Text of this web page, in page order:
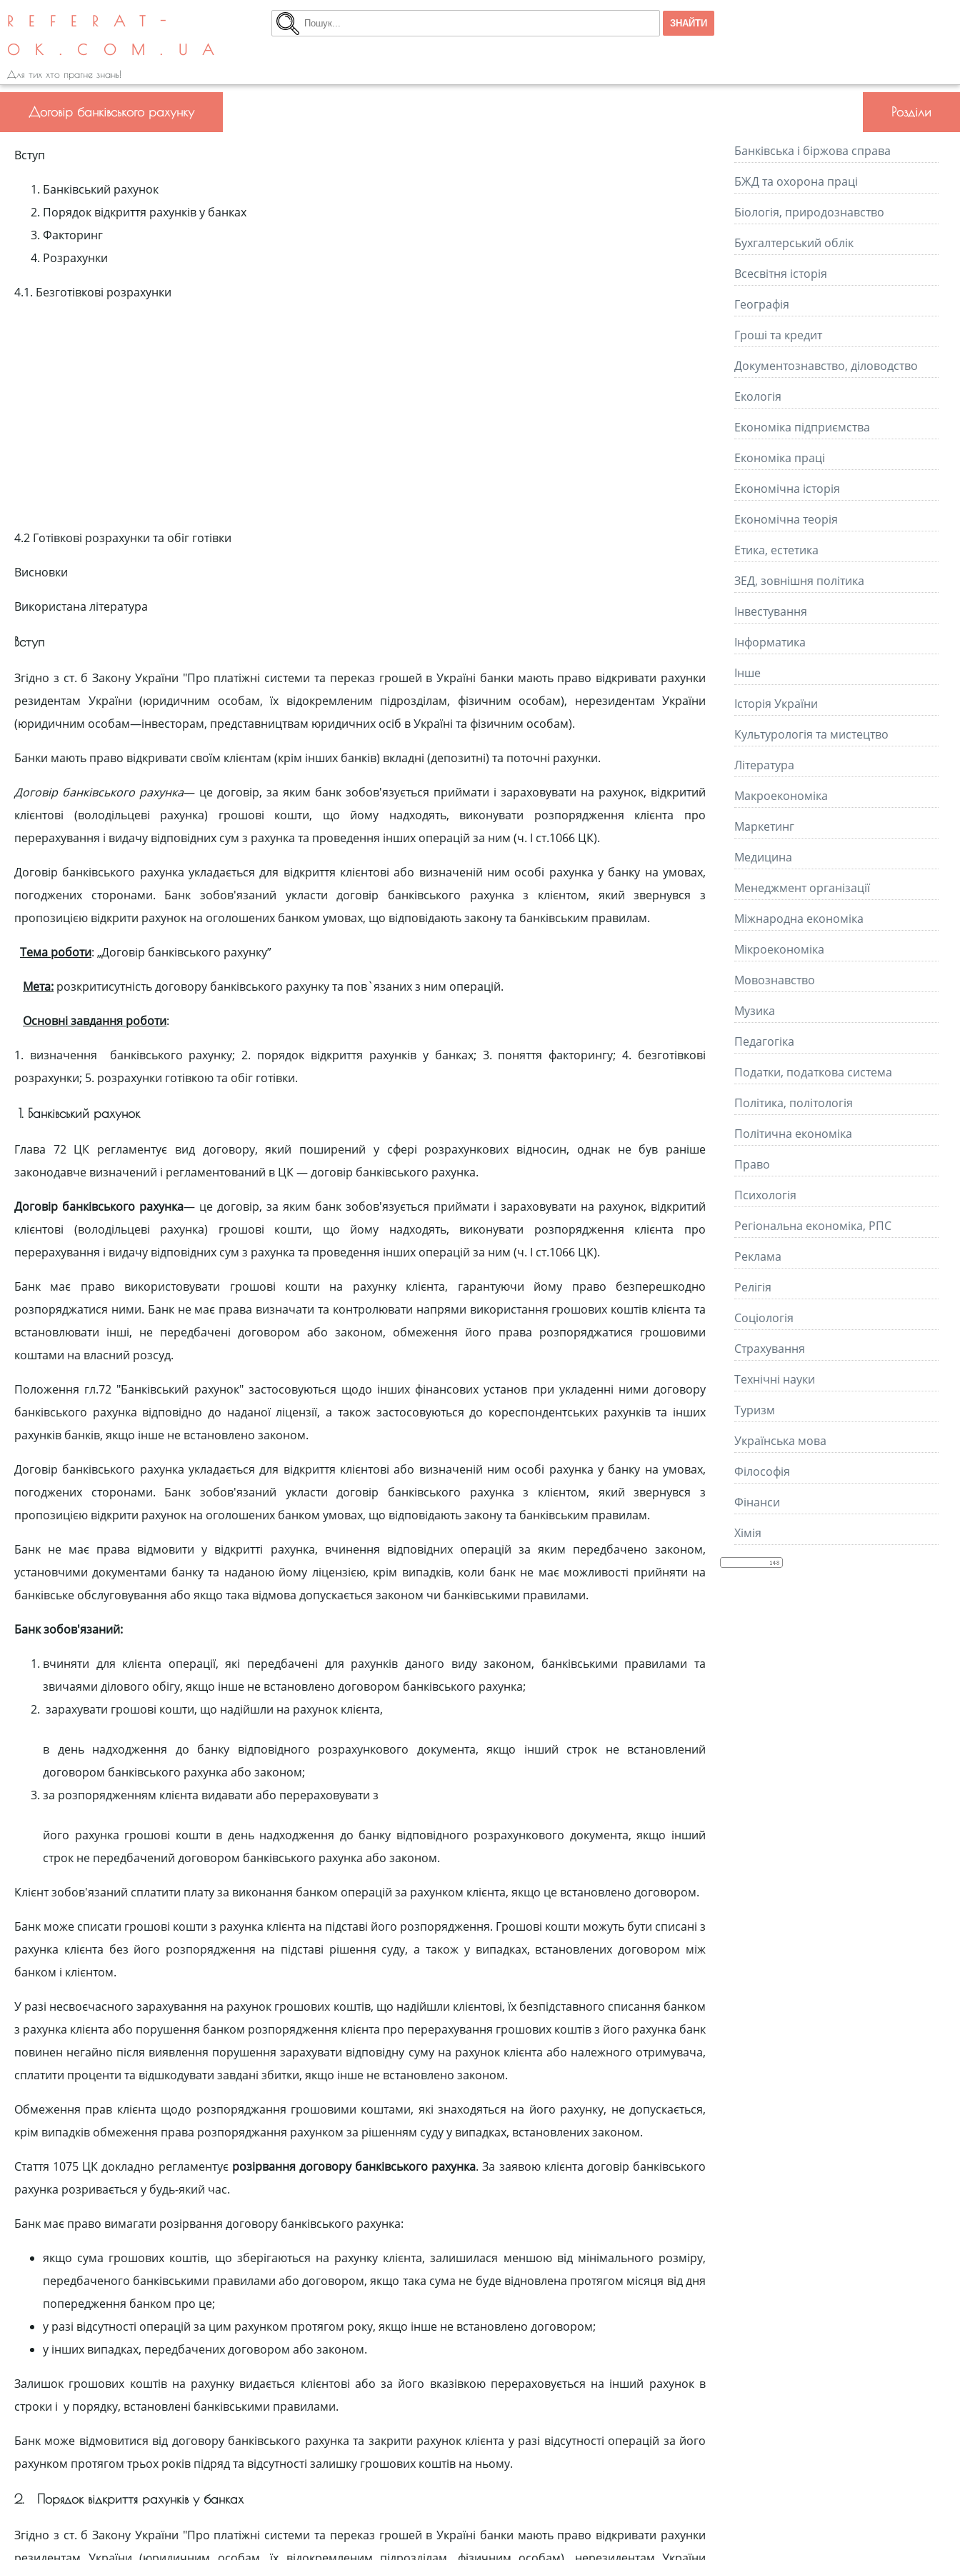
REFERAT-
OK.COM.UA
Для тих хто прагне знань!
Договір банківського рахунку
Вступ
Банківський рахунок
Порядок відкриття рахунків у банках
Факторинг
Розрахунки
4.1. Безготівкові розрахунки
4.2 Готівкові розрахунки та обіг готівки
Висновки
Використана література
Вступ
Згідно з ст. б Закону України "Про платіжні системи та переказ грошей в Україні банки мають право відкривати рахунки
резидентам України (юридичним особам, їх відокремленим підрозділам, фізичним особам), нерезидентам України
(юридичним особам—інвесторам, представництвам юридичних осіб в Україні та фізичним особам).
Банки мають право відкривати своїм клієнтам (крім інших банків) вкладні (депозитні) та поточні рахунки.
Договір банківського рахунка— це договір, за яким банк зобов'язується приймати і зараховувати на рахунок, відкритий
клієнтові (володільцеві рахунка) грошові кошти, що йому надходять, виконувати розпорядження клієнта про
перерахування і видачу відповідних сум з рахунка та проведення інших операцій за ним (ч. І ст.1066 ЦК).
Договір банківського рахунка укладається для відкриття клієнтові або визначеній ним особі рахунка у банку на умовах,
погоджених сторонами. Банк зобов'язаний укласти договір банківського рахунка з клієнтом, який звернувся з
пропозицією відкрити рахунок на оголошених банком умовах, що відповідають закону та банківським правилам.
Тема роботи: „Договір банківського рахунку”
Мета: розкритисутність договору банківського рахунку та пов`язаних з ним операцій.
Основні завдання роботи:
1. визначення банківського рахунку; 2. порядок відкриття рахунків у банках; 3. поняття факторингу; 4. безготівкові
розрахунки; 5. розрахунки готівкою та обіг готівки.
1. Банківський рахунок
Глава 72 ЦК регламентує вид договору, який поширений у сфері розрахункових відносин, однак не був раніше
законодавче визначений і регламентований в ЦК — договір банківського рахунка.
Договір банківського рахунка— це договір, за яким банк зобов'язується приймати і зараховувати на рахунок, відкритий
клієнтові (володільцеві рахунка) грошові кошти, що йому надходять, виконувати розпорядження клієнта про
перерахування і видачу відповідних сум з рахунка та проведення інших операцій за ним (ч. І ст.1066 ЦК).
Банк має право використовувати грошові кошти на рахунку клієнта, гарантуючи йому право безперешкодно
розпоряджатися ними. Банк не має права визначати та контролювати напрями використання грошових коштів клієнта та
встановлювати інші, не передбачені договором або законом, обмеження його права розпоряджатися грошовими
коштами на власний розсуд.
Положення гл.72 "Банківський рахунок" застосовуються щодо інших фінансових установ при укладенні ними договору
банківського рахунка відповідно до наданої ліцензії, а також застосовуються до кореспондентських рахунків та інших
рахунків банків, якщо інше не встановлено законом.
Договір банківського рахунка укладається для відкриття клієнтові або визначеній ним особі рахунка у банку на умовах,
погоджених сторонами. Банк зобов'язаний укласти договір банківського рахунка з клієнтом, який звернувся з
пропозицією відкрити рахунок на оголошених банком умовах, що відповідають закону та банківським правилам.
Банк не має права відмовити у відкритті рахунка, вчинення відповідних операцій за яким передбачено законом,
установчими документами банку та наданою йому ліцензією, крім випадків, коли банк не має можливості прийняти на
банківське обслуговування або якщо така відмова допускається законом чи банківськими правилами.
Банк зобов'язаний:
вчиняти для клієнта операції, які передбачені для рахунків даного виду законом, банківськими правилами та
звичаями ділового обігу, якщо інше не встановлено договором банківського рахунка;
зарахувати грошові кошти, що надійшли на рахунок клієнта,
в день надходження до банку відповідного розрахункового документа, якщо інший строк не встановлений
договором банківського рахунка або законом;
за розпорядженням клієнта видавати або перераховувати з
його рахунка грошові кошти в день надходження до банку відповідного розрахункового документа, якщо інший
строк не передбачений договором банківського рахунка або законом.
Клієнт зобов'язаний сплатити плату за виконання банком операцій за рахунком клієнта, якщо це встановлено договором.
Банк може списати грошові кошти з рахунка клієнта на підставі його розпорядження. Грошові кошти можуть бути списані з
рахунка клієнта без його розпорядження на підставі рішення суду, а також у випадках, встановлених договором між
банком і клієнтом.
У разі несвоєчасного зарахування на рахунок грошових коштів, що надійшли клієнтові, їх безпідставного списання банком
з рахунка клієнта або порушення банком розпорядження клієнта про перерахування грошових коштів з його рахунка банк
повинен негайно після виявлення порушення зарахувати відповідну суму на рахунок клієнта або належного отримувача,
сплатити проценти та відшкодувати завдані збитки, якщо інше не встановлено законом.
Обмеження прав клієнта щодо розпоряджання грошовими коштами, які знаходяться на його рахунку, не допускається,
крім випадків обмеження права розпоряджання рахунком за рішенням суду у випадках, встановлених законом.
Стаття 1075 ЦК докладно регламентує розірвання договору банківського рахунка. За заявою клієнта договір банківського
рахунка розривається у будь-який час.
Банк має право вимагати розірвання договору банківського рахунка:
якщо сума грошових коштів, що зберігаються на рахунку клієнта, залишилася меншою від мінімального розміру,
передбаченого банківськими правилами або договором, якщо така сума не буде відновлена протягом місяця від дня
попередження банком про це;
у разі відсутності операцій за цим рахунком протягом року, якщо інше не встановлено договором;
у інших випадках, передбачених договором або законом.
Залишок грошових коштів на рахунку видається клієнтові або за його вказівкою перераховується на інший рахунок в
строки і у порядку, встановлені банківськими правилами.
Банк може відмовитися від договору банківського рахунка та закрити рахунок клієнта у разі відсутності операцій за його
рахунком протягом трьох років підряд та відсутності залишку грошових коштів на ньому.
2. Порядок відкриття рахунків у банках
Згідно з ст. б Закону України "Про платіжні системи та переказ грошей в Україні банки мають право відкривати рахунки
Розділи
Банківська і біржова справа
БЖД та охорона праці
Біологія, природознавство
Бухгалтерський облік
Всесвітня історія
Географія
Гроші та кредит
Документознавство, діловодство
Екологія
Економіка підприємства
Економіка праці
Економічна історія
Економічна теорія
Етика, естетика
ЗЕД, зовнішня політика
Інвестування
Інформатика
Інше
Історія України
Культурологія та мистецтво
Літературa
Макроекономіка
Маркетинг
Медицина
Менеджмент організації
Міжнародна економіка
Мікроекономіка
Мовознавство
Музика
Педагогіка
Податки, податкова система
Політика, політологія
Політична економіка
Право
Психологія
Регіональна економіка, РПС
Реклама
Релігія
Соціологія
Страхування
Технічні науки
Туризм
Українська мова
Філософія
Фінанси
Хімія